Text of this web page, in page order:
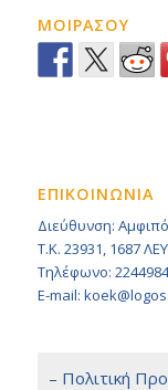
ΜΟΙΡΑΣΟΥ
ΕΠΙΚΟΙΝΩΝΙΑ
Διεύθυνση:
Τ.Κ. 23931, 1687
Τηλέφωνο:
E-mail:
– Πολιτική